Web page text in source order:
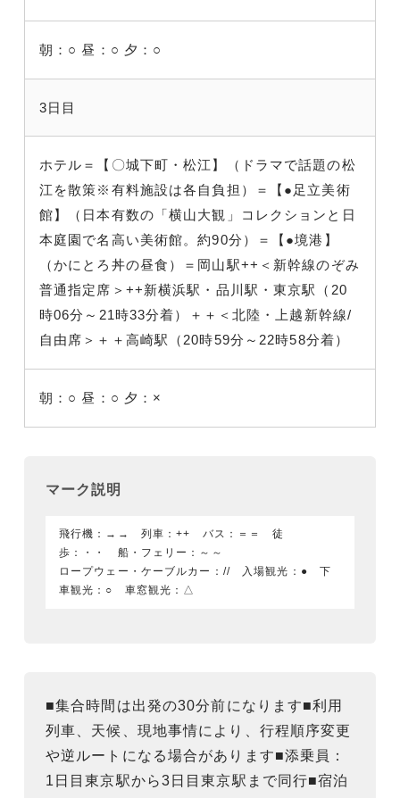
朝：○ 昼：○ 夕：○
3日目
ホテル＝【〇城下町・松江】（ドラマで話題の松
江を散策※有料施設は各自負担）＝【●足立美術
館】（日本有数の「横山大観」コレクションと日
本庭園で名高い美術館。約90分）＝【●境港】
（かにとろ丼の昼食）＝岡山駅++＜新幹線のぞみ
普通指定席＞++新横浜駅・品川駅・東京駅（20
時06分～21時33分着）＋＋＜北陸・上越新幹線/
自由席＞＋＋高崎駅（20時59分～22時58分着）
朝：○ 昼：○ 夕：×
マーク説明
飛行機：→→ 列車：++ バス：＝＝ 徒
歩：・・ 船・フェリー：～～
ロープウェー・ケーブルカー：// 入場観光：● 下
車観光：○ 車窓観光：△
■集合時間は出発の30分前になります■利用
列車、天候、現地事情により、行程順序変更
や逆ルートになる場合があります■添乗員：
1日目東京駅から3日目東京駅まで同行■宿泊